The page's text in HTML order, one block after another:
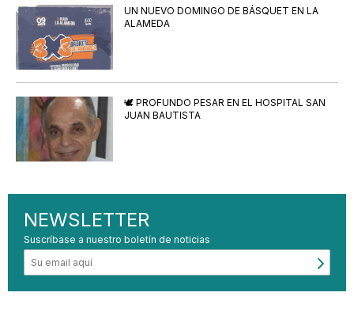
UN NUEVO DOMINGO DE BÁSQUET EN LA
ALAMEDA
🕊️ PROFUNDO PESAR EN EL HOSPITAL SAN
JUAN BAUTISTA
NEWSLETTER
Suscríbase a nuestro boletín de noticias